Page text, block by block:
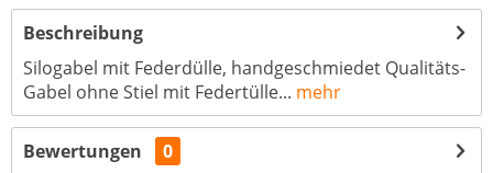
Beschreibung
Silogabel mit Federdülle, handgeschmiedet Qualitäts-
Gabel ohne Stiel mit Federtülle... mehr
Bewertungen
0